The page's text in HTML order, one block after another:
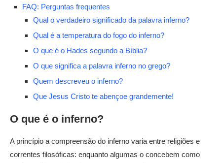
FAQ: Perguntas frequentes
Qual o verdadeiro significado da palavra inferno?
Qual é a temperatura do fogo do inferno?
O que é o Hades segundo a Bíblia?
O que significa a palavra inferno no grego?
Quem descreveu o inferno?
Que Jesus Cristo te abençoe grandemente!
O que é o inferno?
A princípio a compreensão do inferno varia entre religiões e
correntes filosóficas: enquanto algumas o concebem como